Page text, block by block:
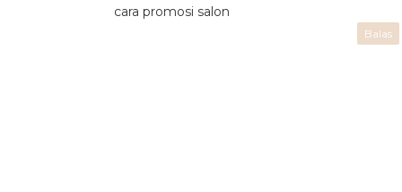
cara promosi salon
Balas